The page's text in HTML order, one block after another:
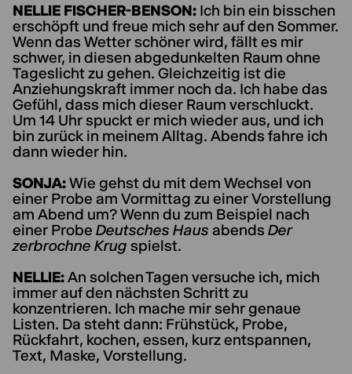
NELLIE FISCHER-BENSON: Ich bin ein bisschen
erschöpft und freue mich sehr auf den Sommer.
Wenn das Wetter schöner wird, fällt es mir
schwer, in diesen abgedunkelten Raum ohne
Tageslicht zu gehen. Gleichzeitig ist die
Anziehungskraft immer noch da. Ich habe das
Gefühl, dass mich dieser Raum verschluckt.
Um 14 Uhr spuckt er mich wieder aus, und ich
bin zurück in meinem Alltag. Abends fahre ich
dann wieder hin.
SONJA:Wie gehst du mit dem Wechsel von
einer Probe am Vormittag zu einer Vorstellung
am Abend um? Wenn du zum Beispiel nach
einer Probe Deutsches Haus abends Der
zerbrochne Krug spielst.
NELLIE:An solchen Tagen versuche ich, mich
immer auf den nächsten Schritt zu
konzentrieren. Ich mache mir sehr genaue
Listen. Da steht dann: Frühstück, Probe,
Rückfahrt, kochen, essen, kurz entspannen,
Text, Maske, Vorstellung.